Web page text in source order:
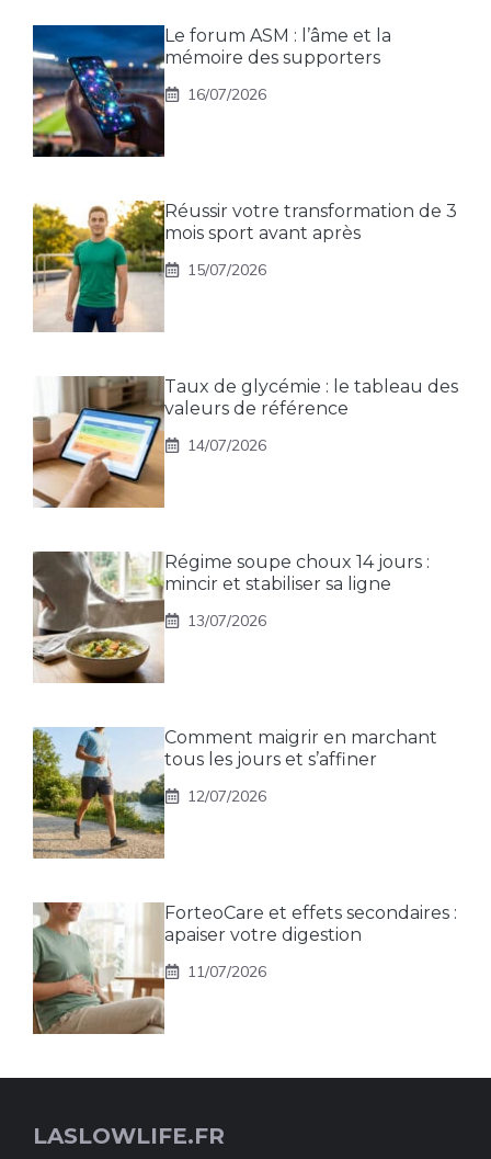
Le forum ASM : l’âme et la
mémoire des supporters
16/07/2026
Réussir votre transformation de 3
mois sport avant après
15/07/2026
Taux de glycémie : le tableau des
valeurs de référence
14/07/2026
Régime soupe choux 14 jours :
mincir et stabiliser sa ligne
13/07/2026
Comment maigrir en marchant
tous les jours et s’affiner
12/07/2026
ForteoCare et effets secondaires :
apaiser votre digestion
11/07/2026
LASLOWLIFE.FR